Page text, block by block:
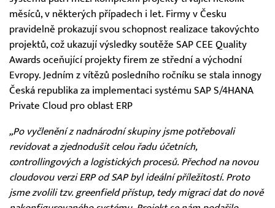
měsíců, v některých případech i let. Firmy v Česku
pravidelně prokazují svou schopnost realizace takovýchto
projektů, což ukazují výsledky soutěže SAP CEE Quality
Awards oceňující projekty firem ze střední a východní
Evropy. Jedním z vítězů posledního ročníku se stala innogy
Česká republika za implementaci systému SAP S/4HANA
Private Cloud pro oblast ERP
„Po vyčlenění z nadnárodní skupiny jsme potřebovali
revidovat a zjednodušit celou řadu účetních,
controllingových a logistických procesů. Přechod na novou
cloudovou verzi ERP od SAP byl ideální příležitostí. Proto
jsme zvolili tzv. greenfield přístup, tedy migraci dat do nově